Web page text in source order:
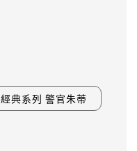
經典系列 警官朱蒂